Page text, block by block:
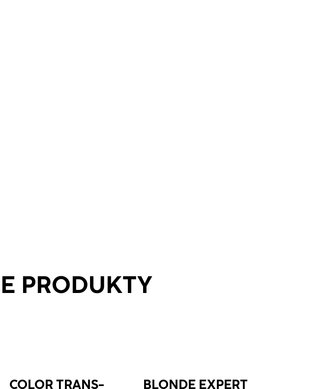
PRODUKTY
COLOR TRANS­
BLONDE EXPERT